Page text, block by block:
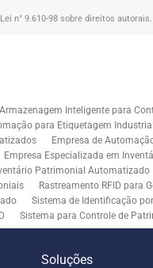
Lei n° 9.610-98 sobre direitos autorais.
Armazenagem Inteligente para
para Etiquetagem Industrial
Empresa de
Empresa Especializada em
Patrimonial Automatizado
Rastreamento RFID para
Sistema de Identificação
Sistema para Controle de
Solução RFID para
Tecnologia de Middleware
Soluções